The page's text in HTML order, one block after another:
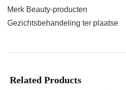
Merk Beauty-producten
Gezichtsbehandeling ter plaatse
Related Products